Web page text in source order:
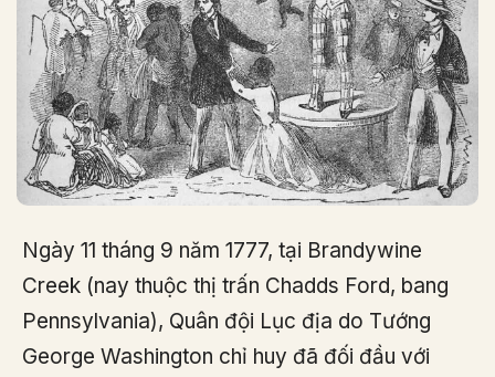
Ngày 11 tháng 9 năm 1777, tại Brandywine
Creek (nay thuộc thị trấn Chadds Ford, bang
Pennsylvania), Quân đội Lục địa do Tướng
George Washington chỉ huy đã đối đầu với